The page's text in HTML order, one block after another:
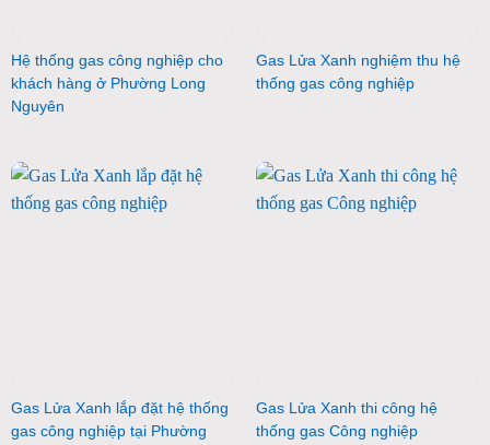
Hệ thống gas công nghiệp cho
khách hàng ở Phường Long
Nguyên
Gas Lửa Xanh nghiệm thu hệ
thống gas công nghiệp
Gas Lửa Xanh lắp đặt hệ thống
gas công nghiệp tại Phường
Gas Lửa Xanh thi công hệ
thống gas Công nghiệp